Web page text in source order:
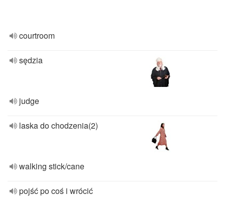
courtroom
sędzia
judge
laska do chodzenia(2)
walking stick/cane
pojść po coś i wrócić